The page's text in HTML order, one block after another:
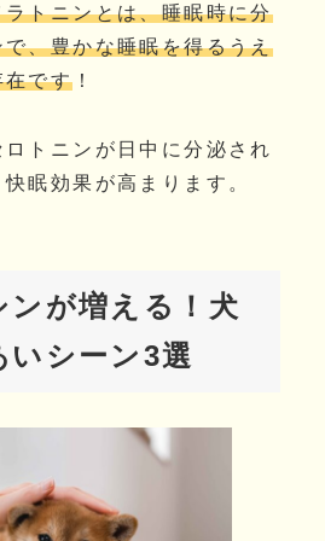
ラトニンとは、睡眠時に分
、豊かな睡眠を得るうえ
在です ！
ロトニンが日中に分泌され
眠効果が高まります。
ンが増える！犬
いシーン3選